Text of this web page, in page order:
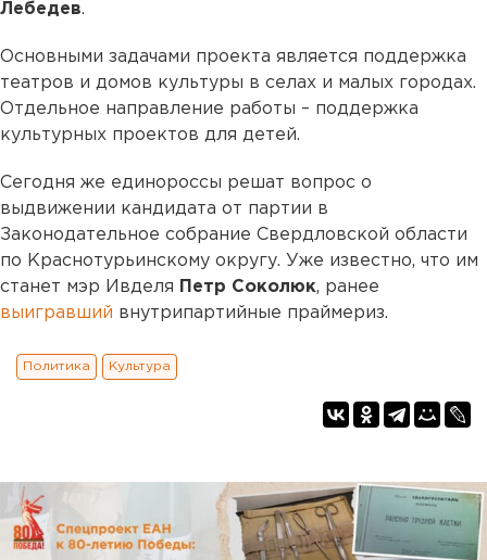
Лебедев.
Основными задачами проекта является поддержка
театров и домов культуры в селах и малых городах.
Отдельное направление работы – поддержка
культурных проектов для детей.
Сегодня же единороссы решат вопрос о
выдвижении кандидата от партии в
Законодательное собрание Свердловской области
по Краснотурьинскому округу. Уже известно, что им
станет мэр Ивделя
Петр Соколюк, ранее
выигравший внутрипартийные праймериз.
Политика Культура